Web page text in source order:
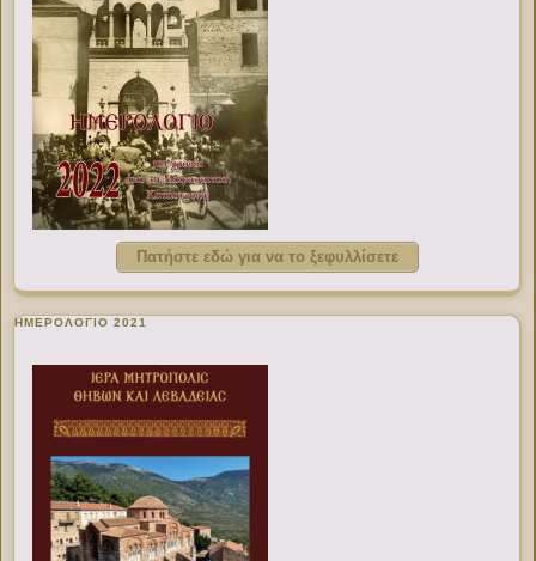
Πατήστε εδώ για να το ξεφυλλίσετε
ΗΜΕΡΟΛΟΓΙΟ 2021